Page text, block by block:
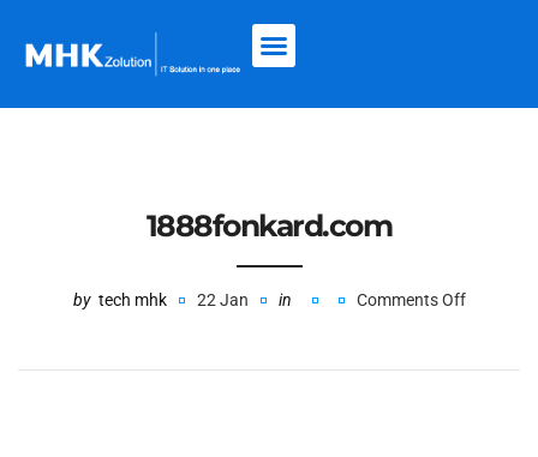
1888fonkard.com
by tech mhk 22 Jan in Comments Off